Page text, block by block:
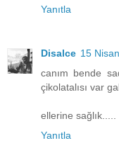
Yanıtla
Disalce 15
canım bende
çikolatalısı var
ellerine sağlık.....
Yanıtla